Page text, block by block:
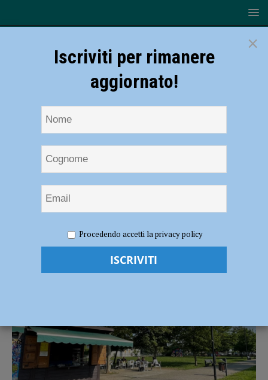
×
Iscriviti per rimanere
aggiornato!
Procedendo accetti la privacy policy